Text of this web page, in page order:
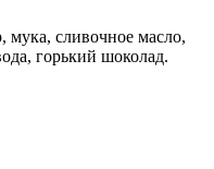
мука, сливочное масло,
горький шоколад.